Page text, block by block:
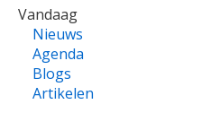
VOET
Vandaag
Nieuws
Agenda
Blogs
Artikelen